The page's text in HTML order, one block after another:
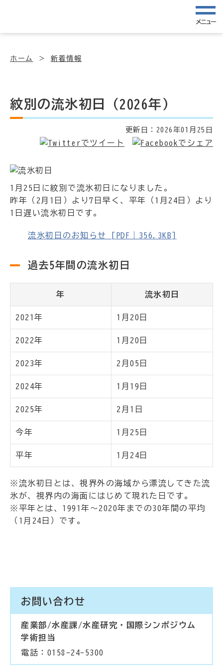
メニュー
ホーム 新着情報
紋別の流氷初日（2026年）
更新日： 2026年01月25日
1月25日に紋別で流氷初日になりました。
昨年（2月1日）より7日早く、平年（1月24日）より
1日遅い流氷初日です。
流氷初日のお知らせ [PDF｜356.3KB]
過去5年間の流氷初日
年 流氷初日
2021年 1月20日
2022年 1月20日
2023年 2月05日
2024年 1月19日
2025年 2月1日
今年 1月25日
平年 1月24日
※流氷初日とは、視界外の海域から漂流してきた流
氷が、視界内の海面にはじめて現れた日です。
※平年とは、1991年～2020年までの30年間の平均
（1月24日）です。
お問い合わせ
産業部/水産課/水産研究・国際シンポジウム
学術担当
電話：0158-24-5300